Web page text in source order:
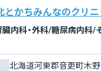
とかちみんなのクリニ
内科・外科/糖尿病内科/
北海道河東郡音更町木